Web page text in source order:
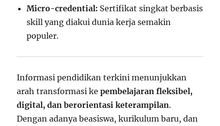
Micro-credential: Sertifikat singkat berbasis
skill yang diakui dunia kerja semakin
populer.
Informasi pendidikan terkini menunjukkan
arah transformasi kepembelajaran fleksibel,
digital, dan berorientasi keterampilan.
Dengan adanya beasiswa, kurikulum baru, dan